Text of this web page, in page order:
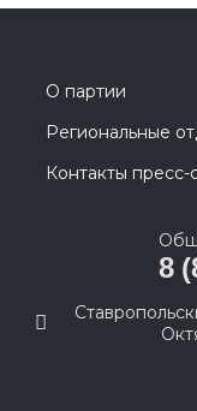
О партии
Региональные
Контакты
8